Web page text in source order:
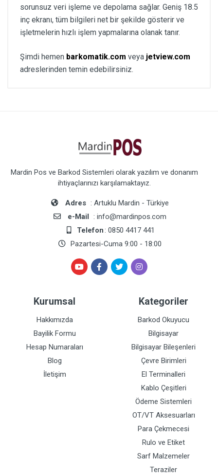
sorunsuz veri işleme ve depolama sağlar. Geniş 18.5
inç ekranı, tüm bilgileri net bir şekilde gösterir ve
işletmelerin hızlı işlem yapmalarına olanak tanır.
Şimdi hemen barkomatik.com veya jetview.com
adreslerinden temin edebilirsiniz.
Mardin Pos ve Barkod Sistemleri olarak yazılım ve donanım
ihtiyaçlarınızı karşılamaktayız.
Adres : Artuklu Mardin - Türkiye
e-Mail
: info@mardinpos.com
Telefon: 0850 4417 441
Pazartesi-Cuma 9:00 - 18:00
Kurumsal
Hakkımızda
Bayilik Formu
Hesap Numaraları
Blog
İletişim
Kategoriler
Barkod Okuyucu
Bilgisayar
Bilgisayar Bileşenleri
Çevre Birimleri
El Terminalleri
Kablo Çeşitleri
Ödeme Sistemleri
OT/VT Aksesuarları
Para Çekmecesi
Rulo ve Etiket
Sarf Malzemeler
Teraziler